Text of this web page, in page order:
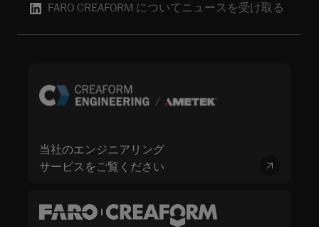
FARO CREAFORM についてニュースを受け取る
当社のエンジニアリング
サービスをご覧ください